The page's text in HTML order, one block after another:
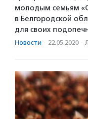
молодым семьям
в Белгородской
для своих
Новости · 22.05.2020 ·